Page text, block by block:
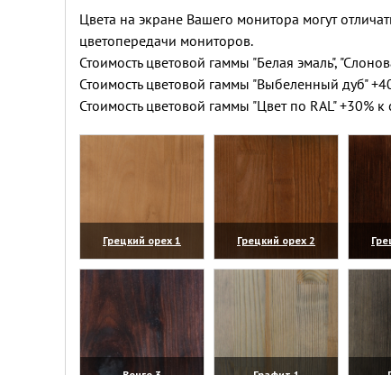
Цвета на экране Вашего монитора могут
цветопередачи мониторов.
Стоимость цветовой гаммы "Белая эмаль",
Стоимость цветовой гаммы "Выбеленный дуб"
Стоимость цветовой гаммы "Цвет по RAL" +30% к
Грецкий орех 1
(увеличить)
Грецкий орех 2
(увеличить)